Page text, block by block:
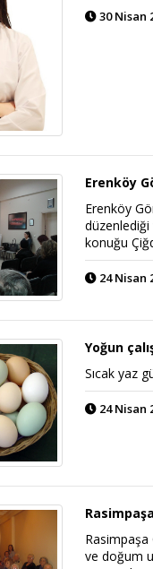
30 Nisan
Erenköy
Erenköy
düzenlediği
konuğu
24 Nisan
Yoğun
Sıcak yaz
24 Nisan
Rasimpaşa
ve doğum